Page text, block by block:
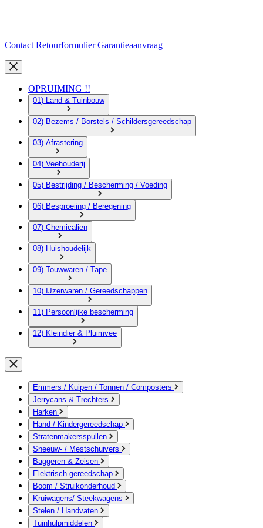
Contact RetourformulierGarantieaanvraag
OPRUIMING !!
01) Land-& Tuinbouw
02) Bezems / Borstels / Schildersgereedschap
03) Afrastering
04) Veehouderij
05) Bestrijding / Bescherming / Voeding
06) Besproeiing / Beregening
07) Chemicalien
08) Huishoudelijk
09) Touwwaren / Tape
10) IJzerwaren / Gereedschappen
11) Persoonlijke bescherming
12) Kleindier & Pluimvee
Emmers / Kuipen / Tonnen / Composters
Jerrycans & Trechters
Harken
Hand-/ Kindergereedschap
Stratenmakersspullen
Sneeuw- / Mestschuivers
Baggeren & Zeisen
Elektrisch gereedschap
Boom / Struikonderhoud
Kruiwagens/ Steekwagens
Stelen / Handvaten
Tuinhulpmiddelen